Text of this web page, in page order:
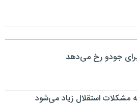
برای جودو رخ می‌دهد
مشکلات استقلال زیاد می‌شود